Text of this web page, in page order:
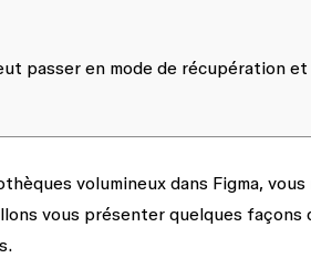
passer en mode de récupération
volumineux dans Figma,
vous présenter quelques